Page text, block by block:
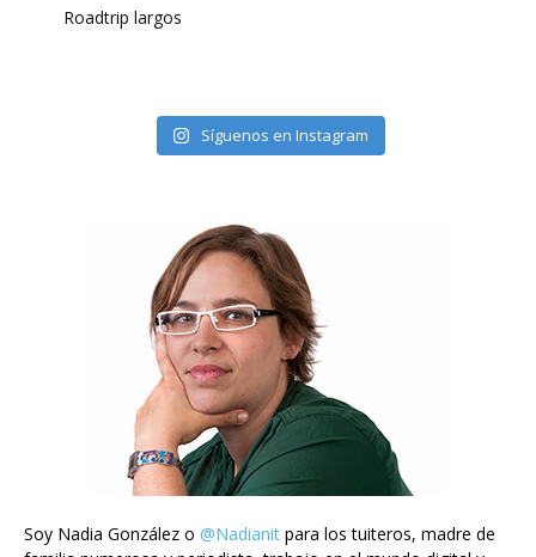
Roadtrip largos
Síguenos en Instagram
Soy Nadia González o @Nadianit para los tuiteros, madre de